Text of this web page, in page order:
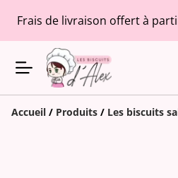
Frais de livraison offert à
Accueil / Produits / Les biscuits